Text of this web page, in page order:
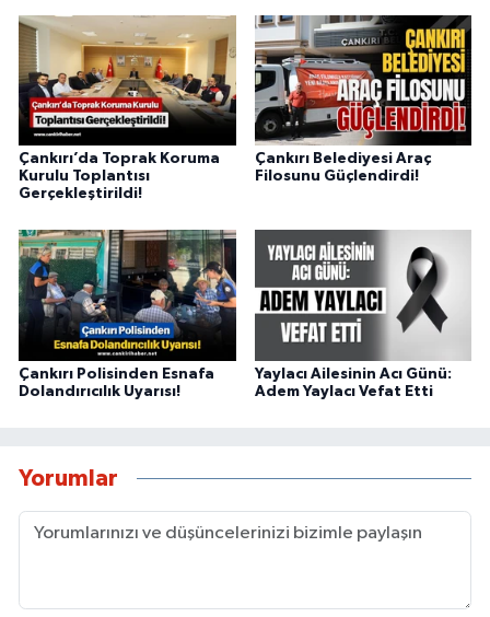
Çankırı’da Toprak Koruma
Kurulu Toplantısı
Gerçekleştirildi!
Çankırı Belediyesi Araç
Filosunu Güçlendirdi!
Çankırı Polisinden Esnafa
Dolandırıcılık Uyarısı!
Yaylacı Ailesinin Acı Günü:
Adem Yaylacı Vefat Etti
Yorumlar